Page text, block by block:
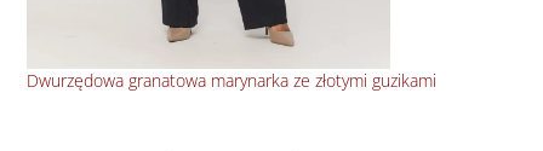
Dwurzędowa granatowa marynarka ze złotymi guzikami